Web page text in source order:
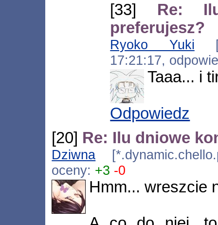
[33] Re:
preferujesz?
Ryoko Yuki
17:21:17,
Taaa... i
Odpowiedz
[20] Re: Ilu dniowe
Dziwna
oceny: +3 -0
Hmm... wreszcie